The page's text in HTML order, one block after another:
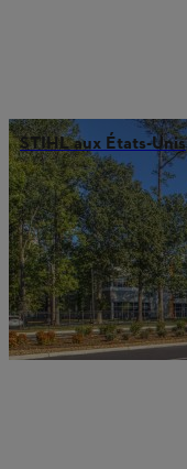
STIHL aux États-Unis